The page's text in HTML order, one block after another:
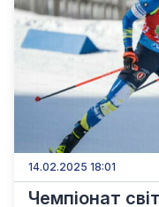
14.02.2025 18:01
Чемпіонат